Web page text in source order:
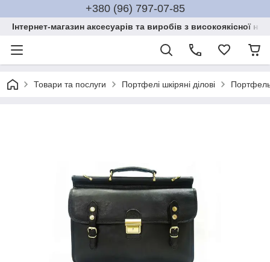
+380 (96) 797-07-85
Інтернет-магазин аксесуарів та виробів з високоякісної
Товари та послуги Портфелі шкіряні ділові